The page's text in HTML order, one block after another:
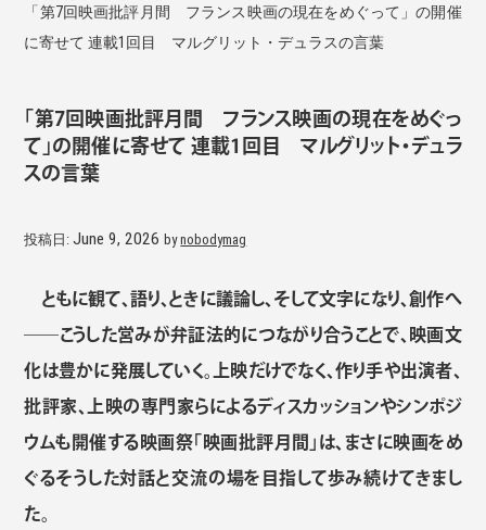
「第7回映画批評月間 フランス映画の現在をめぐって」の開催
に寄せて 連載1回目 マルグリット・デュラスの言葉
「第7回映画批評月間 フランス映画の現在をめぐっ
て」の開催に寄せて 連載1回目 マルグリット・デュラ
スの言葉
投稿日:June 9, 2026bynobodymag
ともに観て、語り、ときに議論し、そして文字になり、創作へ
――こうした営みが弁証法的につながり合うことで、映画文
化は豊かに発展していく。上映だけでなく、作り手や出演者、
批評家、上映の専門家らによるディスカッションやシンポジ
ウムも開催する映画祭「映画批評月間」は、まさに映画をめ
ぐるそうした対話と交流の場を目指して歩み続けてきまし
た。